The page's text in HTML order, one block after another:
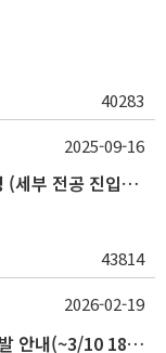
40283
(10/28 ~ 11/12) 2026년 1학기 학과 배정 (세부 전공 진입) 안내
43814
2025-09-16
2026-1학기 대학원생 생활지원장학금 선발 안내(~3/10 18:00)
2026-02-19